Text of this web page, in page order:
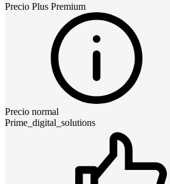
Precio Plus Premium
Precio normal
Prime_digital_solutions